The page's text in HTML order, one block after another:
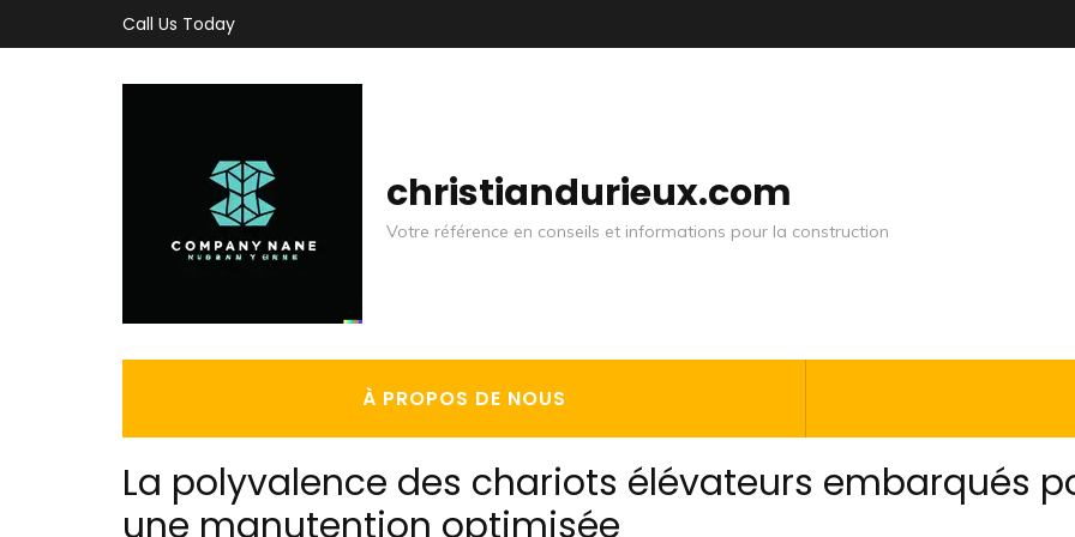
au
Call Us Today
christiandurieux.com
Votre référence en conseils et informations pour la construction
À PROPOS DE NOUS
La polyvalence des chariots élévateurs embarqués
une manutention optimisée